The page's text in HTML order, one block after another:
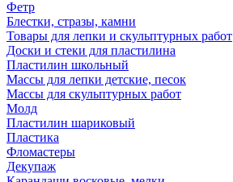
Фетр
Блестки, стразы, камни
Товары для лепки и скульптурных работ
Доски и стеки для пластилина
Пластилин школьный
Массы для лепки детские, песок
Массы для скульптурных работ
Молд
Пластилин шариковый
Пластика
Фломастеры
Декупаж